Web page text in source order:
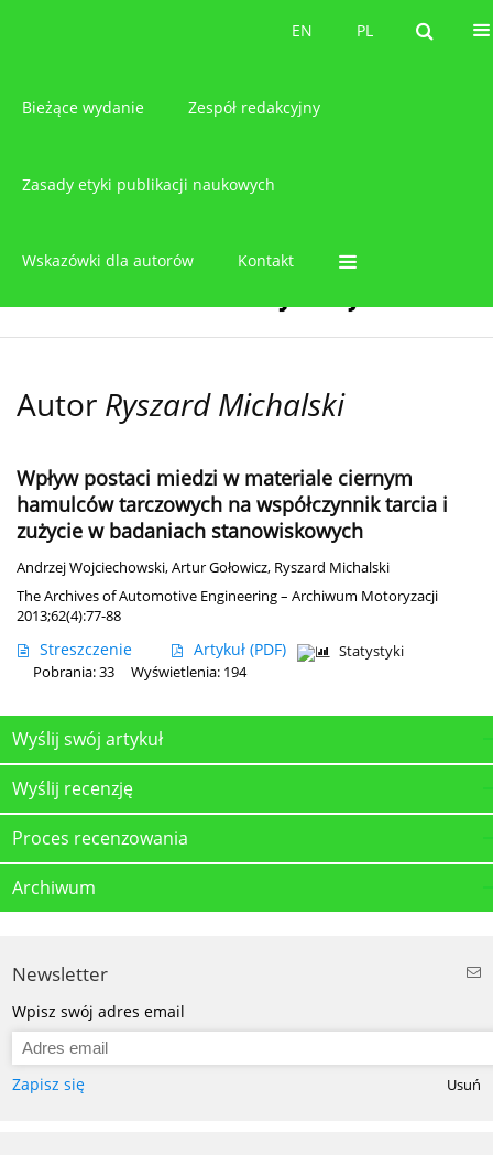
PL
EN PL
EN
Bieżące wydanie Zespół redakcyjny
Zasady etyki publikacji naukowych
Wskazówki dla autorów Kontakt
Autor Ryszard Michalski
Wpływ postaci miedzi w materiale ciernym
hamulców tarczowych na współczynnik tarcia i
zużycie w badaniach stanowiskowych
Andrzej Wojciechowski,Artur Gołowicz, Ryszard Michalski
The Archives of Automotive Engineering – Archiwum Motoryzacji
2013;62(4):77-88
Streszczenie Artykuł (PDF)
Statystyki
Pobrania: 33
Wyświetlenia: 194
Wyślij swój artykuł
Wyślij recenzję
Proces recenzowania
Archiwum
Newsletter
Wpisz swój adres email
Zapisz się Usuń